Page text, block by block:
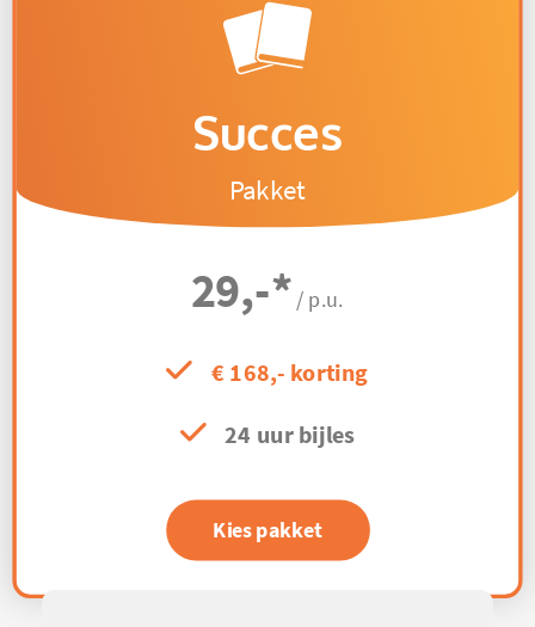
Succes
Pakket
29,-* / p.u.
€ 168,- korting
24 uur bijles
Kies pakket